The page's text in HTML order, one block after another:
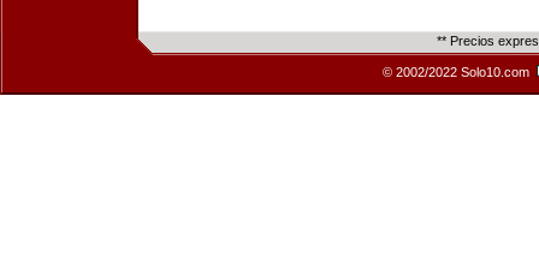
** Precios
© 2002/2022 Solo10.com